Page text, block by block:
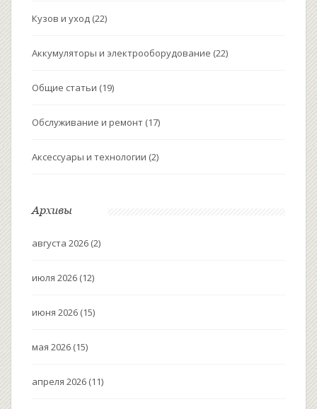
Кузов и уход (22)
Аккумуляторы и электрооборудование (22)
Общие статьи (19)
Обслуживание и ремонт (17)
Аксессуары и технологии (2)
Архивы
августа 2026 (2)
июля 2026 (12)
июня 2026 (15)
мая 2026 (15)
апреля 2026 (11)